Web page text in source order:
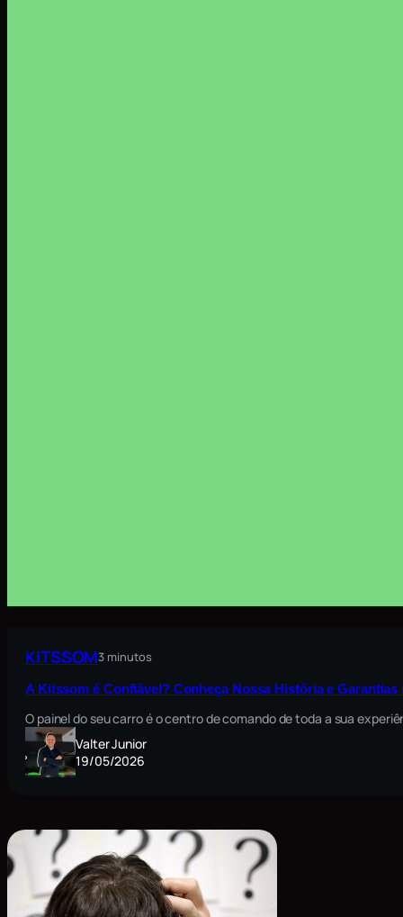
KITSSOM3 minutos
A Kitssom é Confiável? Conheça Nossa História e
O painel do seu carro é o centro de comando de toda a sua
Valter Junior
19/05/2026